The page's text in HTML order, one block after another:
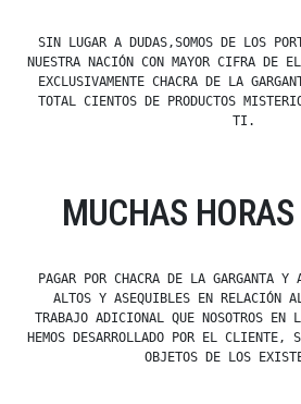
SIN LUGAR A DUDAS,SOMOS DE LOS
NUESTRA NACIÓN CON MAYOR CIFRA DE
EXCLUSIVAMENTE CHACRA DE LA
TOTAL CIENTOS DE PRODUCTOS
TI.
MUCHAS
PAGAR POR CHACRA DE LA GARGANTA Y
ALTOS Y ASEQUIBLES EN RELACIÓN
TRABAJO ADICIONAL QUE NOSOTROS EN
HEMOS DESARROLLADO POR EL CLIENTE,
OBJETOS DE LOS